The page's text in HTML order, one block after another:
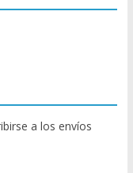
a los envíos